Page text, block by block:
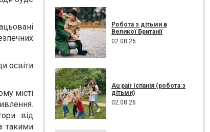
освіти
місті
від
такими
Робота з дітьми в
Великої Британії
02.08.26
Au pair Іспанія (робота з
дітьми)
02.08.26